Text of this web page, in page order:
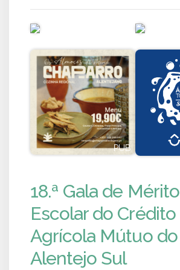
PUB
18.ª Gala de Mérito
Escolar do Crédito
Agrícola Mútuo do
Alentejo Sul